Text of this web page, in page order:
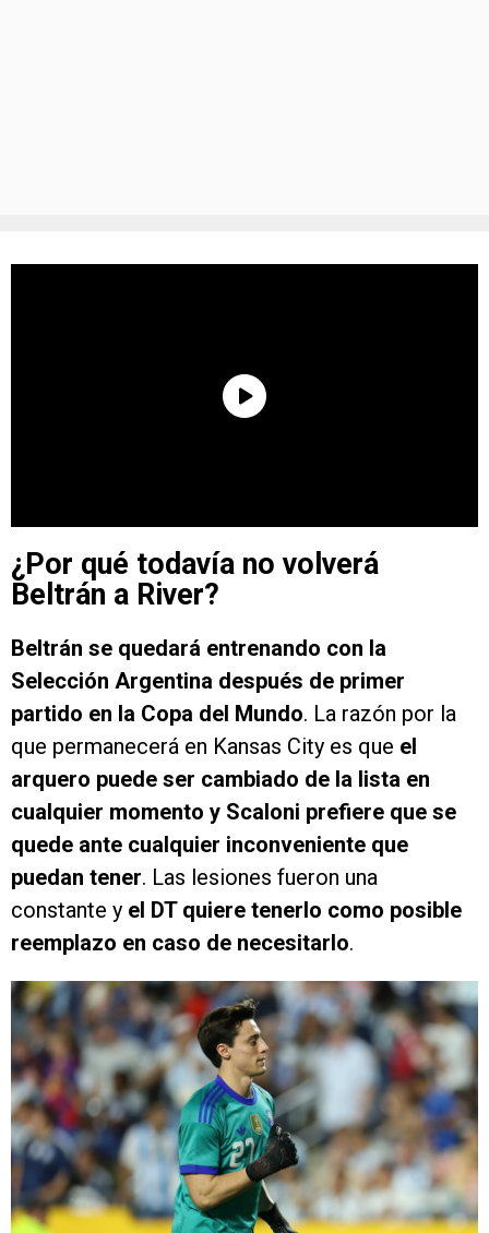
¿Por qué todavía no volverá
Beltrán a River?
Beltrán se quedará entrenando con la
Selección Argentina después de primer
partido en la Copa del Mundo. La razón por la
que permanecerá en Kansas City es que el
arquero puede ser cambiado de la lista en
cualquier momento y Scaloni prefiere que se
quede ante cualquier inconveniente que
puedan tener. Las lesiones fueron una
constante y el DT quiere tenerlo como posible
reemplazo en caso de necesitarlo.